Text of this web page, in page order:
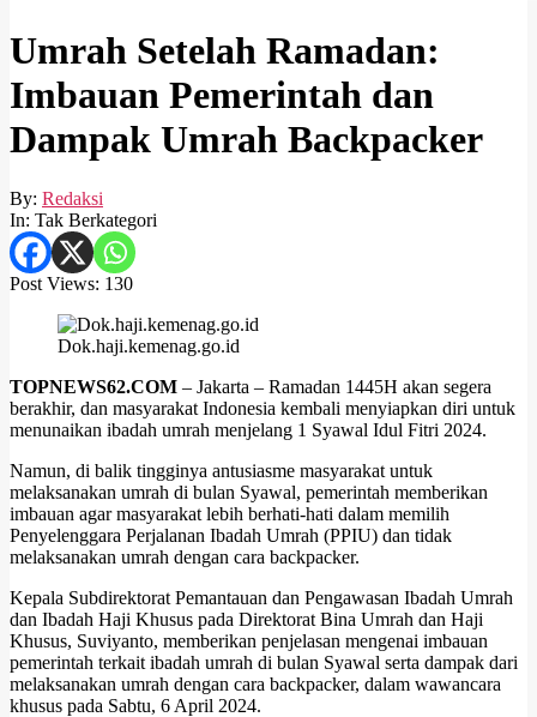
Umrah Setelah Ramadan:
Imbauan Pemerintah dan
Dampak Umrah Backpacker
By: Redaksi
In: Tak Berkategori
Post Views: 130
Dok.haji.kemenag.go.id
TOPNEWS62.COM – Jakarta – Ramadan 1445H akan segera
berakhir, dan masyarakat Indonesia kembali menyiapkan diri untuk
menunaikan ibadah umrah menjelang 1 Syawal Idul Fitri 2024.
Namun, di balik tingginya antusiasme masyarakat untuk
melaksanakan umrah di bulan Syawal, pemerintah memberikan
imbauan agar masyarakat lebih berhati-hati dalam memilih
Penyelenggara Perjalanan Ibadah Umrah (PPIU) dan tidak
melaksanakan umrah dengan cara backpacker.
Kepala Subdirektorat Pemantauan dan Pengawasan Ibadah Umrah
dan Ibadah Haji Khusus pada Direktorat Bina Umrah dan Haji
Khusus, Suviyanto, memberikan penjelasan mengenai imbauan
pemerintah terkait ibadah umrah di bulan Syawal serta dampak dari
melaksanakan umrah dengan cara backpacker, dalam wawancara
khusus pada Sabtu, 6 April 2024.